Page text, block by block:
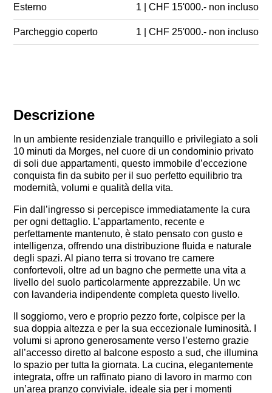
Descrizione
In un ambiente residenziale tranquillo e privilegiato a soli
10 minuti da Morges, nel cuore di un condominio privato
di soli due appartamenti, questo immobile d’eccezione
conquista fin da subito per il suo perfetto equilibrio tra
modernità, volumi e qualità della vita.
Fin dall’ingresso si percepisce immediatamente la cura
per ogni dettaglio. L’appartamento, recente e
perfettamente mantenuto, è stato pensato con gusto e
intelligenza, offrendo una distribuzione fluida e naturale
degli spazi. Al piano terra si trovano tre camere
confortevoli, oltre ad un bagno che permette una vita a
livello del suolo particolarmente apprezzabile. Un wc
con lavanderia indipendente completa questo livello.
Il soggiorno, vero e proprio pezzo forte, colpisce per la
sua doppia altezza e per la sua eccezionale luminosità. I
volumi si aprono generosamente verso l’esterno grazie
all’accesso diretto al balcone esposto a sud, che illumina
lo spazio per tutta la giornata. La cucina, elegantemente
integrata, offre un raffinato piano di lavoro in marmo con
un’area pranzo conviviale, ideale sia per i momenti
Esterno 1 | CHF 15'000.- non incluso
Parcheggio coperto 1 | CHF 25'000.- non incluso